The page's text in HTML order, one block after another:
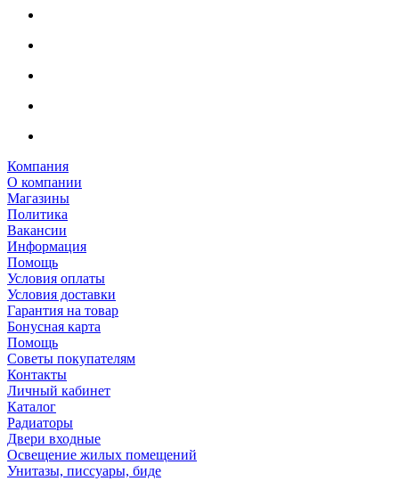
Компания
О компании
Магазины
Политика
Вакансии
Информация
Помощь
Условия оплаты
Условия доставки
Гарантия на товар
Бонусная карта
Помощь
Советы покупателям
Контакты
Личный кабинет
Каталог
Радиаторы
Двери входные
Освещение жилых помещений
Унитазы, писсуары, биде